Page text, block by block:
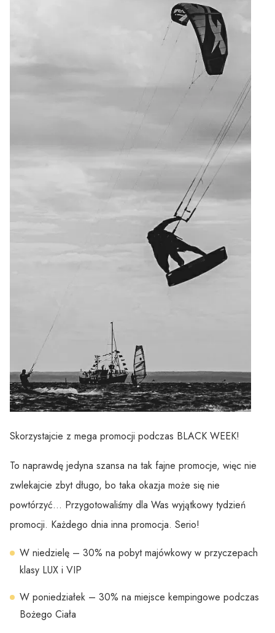
Skorzystajcie z mega promocji podczas BLACK WEEK!
To naprawdę jedyna szansa na tak fajne promocje, więc nie
zwlekajcie zbyt długo, bo taka okazja może się nie
powtórzyć… Przygotowaliśmy dla Was wyjątkowy tydzień
promocji. Każdego dnia inna promocja. Serio!
W niedzielę – 30% na pobyt majówkowy w przyczepach
klasy LUX i VIP
W poniedziałek – 30% na miejsce kempingowe podczas
Bożego Ciała